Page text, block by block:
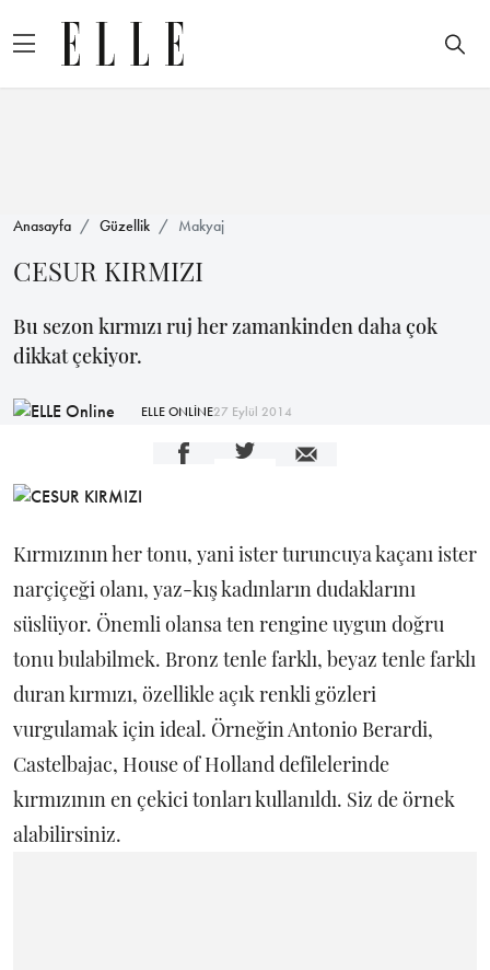
Anasayfa Güzellik Makyaj
CESUR KIRMIZI
Bu sezon kırmızı ruj her zamankinden daha çok
dikkat çekiyor.
ELLE ONLİNE27 Eylül 2014
Kırmızının her tonu, yani ister turuncuya kaçanı ister
narçiçeği olanı, yaz-kış kadınların dudaklarını
süslüyor. Önemli olansa ten rengine uygun doğru
tonu bulabilmek. Bronz tenle farklı, beyaz tenle farklı
duran kırmızı, özellikle açık renkli gözleri
vurgulamak için ideal. Örneğin Antonio Berardi,
Castelbajac, House of Holland defilelerinde
kırmızının en çekici tonları kullanıldı. Siz de örnek
alabilirsiniz.